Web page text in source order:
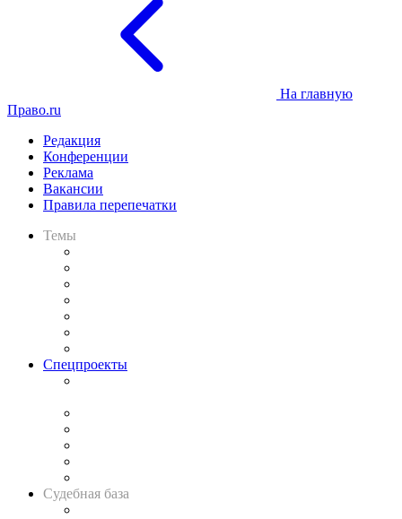
На главную
Право.ru
Редакция
Конференции
Реклама
Вакансии
Правила перепечатки
Темы
Спецпроекты
Судебная база